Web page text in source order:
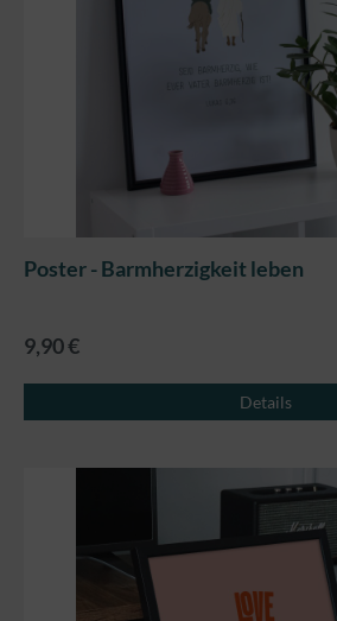
Poster - Barmherzigkeit leben
9,90 €
Details